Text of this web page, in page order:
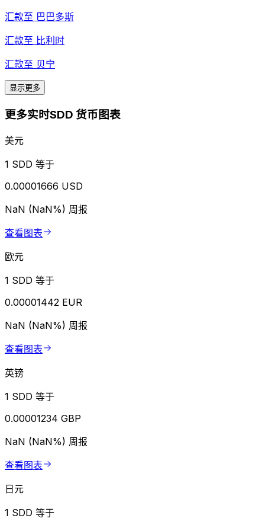
汇款至 巴巴多斯
汇款至 比利时
汇款至 贝宁
显示更多
更多实时SDD 货币图表
美元
1 SDD 等于
0.00001666 USD
NaN (NaN%) 周报
查看图表
欧元
1 SDD 等于
0.00001442 EUR
NaN (NaN%) 周报
查看图表
英镑
1 SDD 等于
0.00001234 GBP
NaN (NaN%) 周报
查看图表
日元
1 SDD 等于